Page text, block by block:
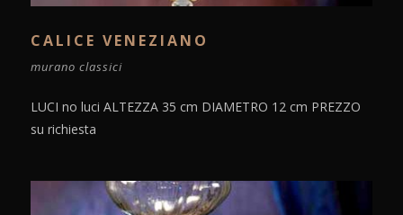
CALICE VENEZIANO
murano classici
LUCI no luci ALTEZZA 35 cm DIAMETRO 12 cm PREZZO
su richiesta